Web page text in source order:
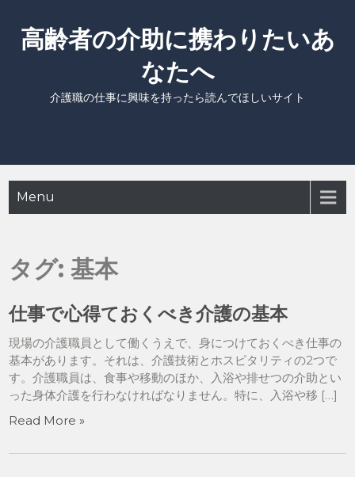
content高齢者の介助に携わりたいあ
なたへ
介護職の仕事に興味を持ったら読んでほしいサイト
Menu
タグ:基本
仕事で心得ておくべき介護の基本
現場の介護職員として働くうえで、身につけておくべき仕事の
基本があります。それは、介護技術とホスピタリティの2つで
す。介護職員は、食事や移動のほか、入浴や排せつの介助とい
った身体介護を行わなければなりません。特に、入浴や移 […]
Read More »